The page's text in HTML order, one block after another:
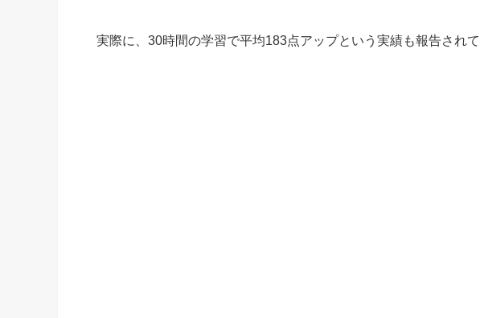
実際に、30時間の学習で平均183点アップという実績も報告され